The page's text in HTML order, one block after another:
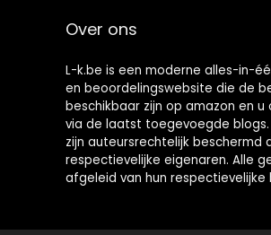
Over ons
L-k.be is een moderne alles-in-
en beoordelingswebsite die de
beschikbaar zijn op amazon en
via de laatst toegevoegde
zijn auteursrechtelijk beschermd
respectievelijke eigenaren. Alle
afgeleid van hun respectievelijke